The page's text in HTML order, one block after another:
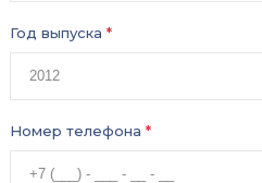
Год выпуска *
Номер телефона *